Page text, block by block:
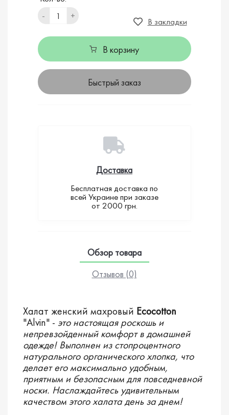
-
+
В закладки
В корзину
Быстрый заказ
Доставка
Бесплатная доставка по
всей Украине при заказе
от 2000 грн.
Обзор товара
Отзывов (0)
Халат женский махровый Ecocotton
"Alvin" - это настоящая роскошь и
непревзойденный комфорт в домашней
одежде! Выполнен из стопроцентного
натурального органического хлопка, что
делает его максимально удобным,
приятным и безопасным для повседневной
носки. Наслаждайтесь удивительным
качеством этого халата день за днем!